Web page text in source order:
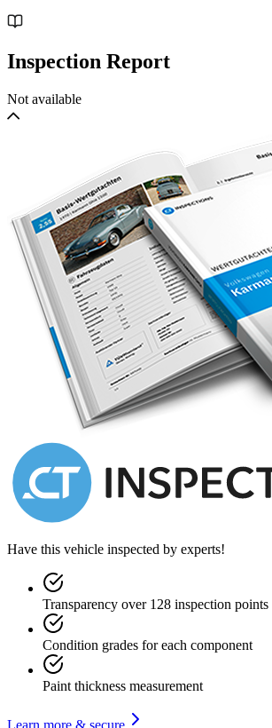
Inspection Report
Not available
Have this vehicle inspected by experts!
Transparency over 128 inspection points
Condition grades for each component
Paint thickness measurement
Learn more & secure